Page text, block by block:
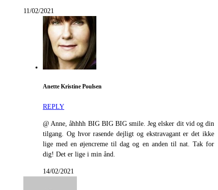
11/02/2021
Anette Kristine Poulsen
REPLY
@ Anne, åhhhh BIG BIG BIG smile. Jeg elsker dit vid og din
tilgang. Og hvor rasende dejligt og ekstravagant er det ikke
lige med en øjencreme til dag og en anden til nat. Tak for
dig! Det er lige i min ånd.
14/02/2021